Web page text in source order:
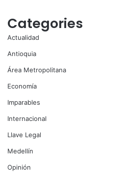
Categories
Actualidad
Antioquia
Área Metropolitana
Economía
Imparables
Internacional
Llave Legal
Medellín
Opinión